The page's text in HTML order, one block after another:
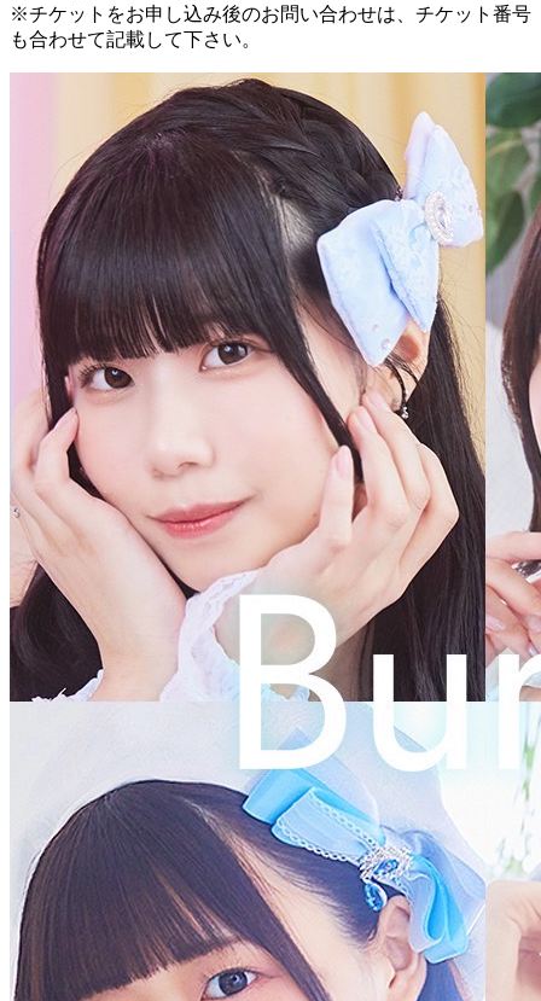
※チケットをお申し込み後のお問い合わせは、チケット番号
も合わせて記載して下さい。